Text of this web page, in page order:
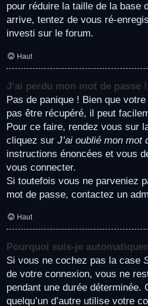
pour réduire la taille de la base
arrive, tentez de vous ré-
investi sur le forum.
Haut
J’ai perdu mon mot de passe !
Pas de panique ! Bien que
pas être récupéré, il peut
Pour ce faire, rendez vous sur
cliquez sur J’ai oublié mon mot
instructions énoncées et vous
vous connecter.
Si toutefois vous ne parveniez
mot de passe, contactez un
Haut
Pourquoi suis-je
Si vous ne cochez pas la case
de votre connexion, vous ne
pendant une durée déterminée.
quelqu’un d’autre utilise votre